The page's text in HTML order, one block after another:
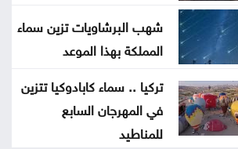
العراق يستلم 500 مليون دولار من
المركزي الأميركي
إرادة ملكية بتعيين رئيس الديوان
شهب البرشاويات تزين سماء
المملكة بهذا الموعد
تركيا .. سماء كابادوكيا تتزين
في المهرجان السابع
للمناطيد